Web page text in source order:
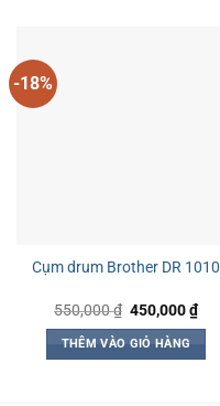
-18%
Cụm drum Brother DR 1010
550,000₫ Giá
là:
550,000 ₫.
450,000₫Giá
hiện
THÊM VÀO GIỎ HÀNG